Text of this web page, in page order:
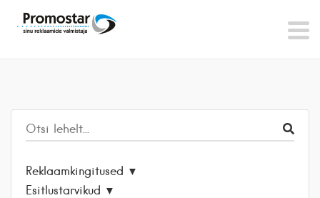
Reklaamkingitused
Esitlustarvikud